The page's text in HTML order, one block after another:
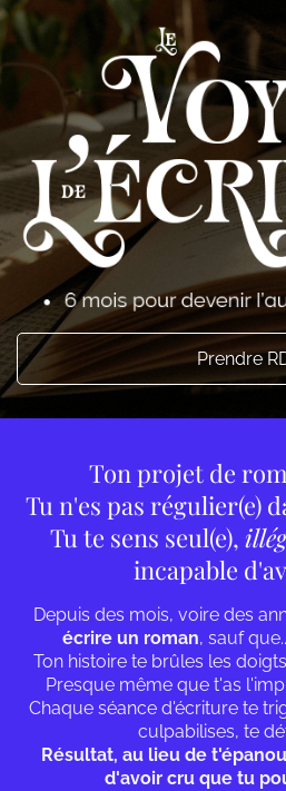
Prendre
Ton projet de
Tu n'es pas régulier(e)
Tu te sens seul(e),
incapable
Depuis des mois, voire des
écrire un roman, sauf
Ton histoire te brûles les
Presque même que t'as
Chaque séance d'écriture te
culpabilises, te
Résultat, au lieu de
d'avoir cru que tu